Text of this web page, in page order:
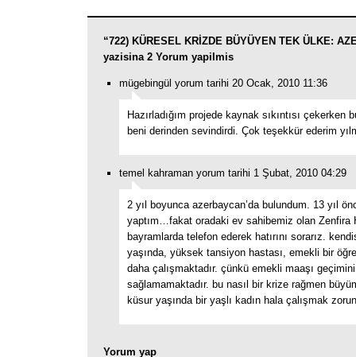
“722) KÜRESEL KRİZDE BÜYÜYEN TEK ÜLKE:
yazisina 2 Yorum yapilmis
mügebingül yorum tarihi 20 Ocak, 2010 11:36
Hazırladığım projede kaynak sıkıntısı çekerken
beni derinden sevindirdi. Çok teşekkür ederim
temel kahraman yorum tarihi 1 Şubat, 2010 04:29
2 yıl boyunca azerbaycan’da bulundum. 13 yıl
yaptım…fakat oradaki ev sahibemiz olan Zenfira
bayramlarda telefon ederek hatırını sorarız.
yaşında, yüksek tansiyon hastası, emekli bir
daha çalışmaktadır. çünkü emekli maaşı geçimini
sağlamamaktadır. bu nasıl bir krize rağmen
küsur yaşında bir yaşlı kadın hala çalışmak
Yorum yap